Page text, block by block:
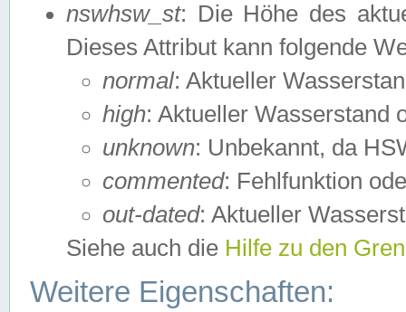
nswhsw_st: Die Höhe des
Dieses Attribut kann folgende
normal: Aktueller
high: Aktueller Wasserstand
unknown: Unbekannt, da
commented: Fehlfunktion
out-dated: Aktueller
Siehe auch die Hilfe zu den
Weitere Eigenschaften: